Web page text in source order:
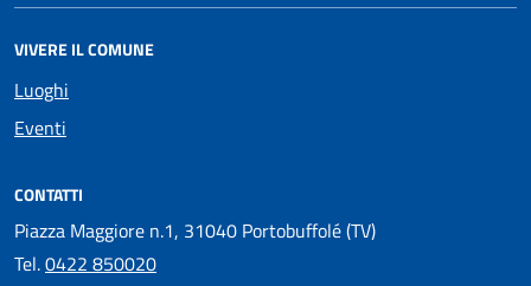
VIVERE IL COMUNE
Luoghi
Eventi
CONTATTI
Piazza Maggiore n.1, 31040 Portobuffolé (TV)
Tel.0422 850020